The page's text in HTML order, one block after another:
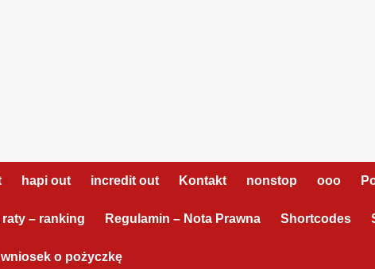
hapi out incredit out Kontakt nonstop ooo
raty – ranking Regulamin – Nota Prawna Shortcodes
wniosek o pożyczkę